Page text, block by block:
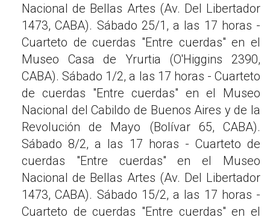
Nacional de Bellas Artes (Av. Del Libertador
1473, CABA). Sábado 25/1, a las 17 horas -
Cuarteto de cuerdas "Entre cuerdas" en el
Museo Casa de Yrurtia (O'Higgins 2390,
CABA). Sábado 1/2, a las 17 horas - Cuarteto
de cuerdas "Entre cuerdas" en el Museo
Nacional del Cabildo de Buenos Aires y de la
Revolución de Mayo (Bolívar 65, CABA).
Sábado 8/2, a las 17 horas - Cuarteto de
cuerdas "Entre cuerdas" en el Museo
Nacional de Bellas Artes (Av. Del Libertador
1473, CABA). Sábado 15/2, a las 17 horas -
Cuarteto de cuerdas "Entre cuerdas" en el